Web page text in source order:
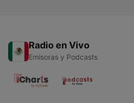
Radio en Vivo
Emisoras y Podcasts